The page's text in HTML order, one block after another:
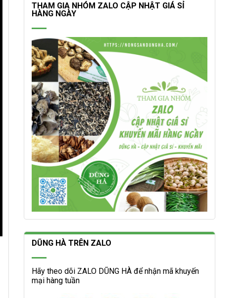
THAM GIA NHÓM ZALO CẬP NHẬT GIÁ SỈ
HÀNG NGÀY
DŨNG HÀ TRÊN ZALO
Hãy theo dõi ZALO DŨNG HÀ để nhận mã khuyến
mại hàng tuần